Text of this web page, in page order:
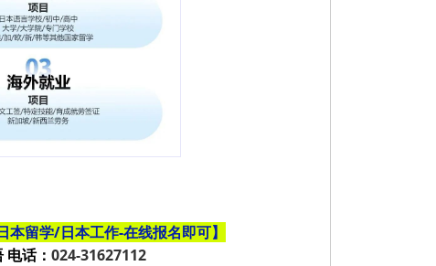
本留学/日本工作-在线报名即可】
话： 024-31627112